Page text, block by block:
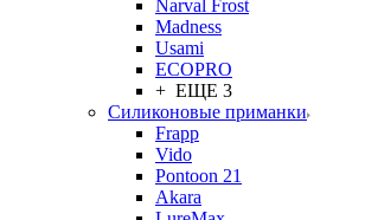
Narval Frost
Madness
Usami
ECOPRO
+ ЕЩЕ 3
Силиконовые приманки
Frapp
Vido
Pontoon 21
Akara